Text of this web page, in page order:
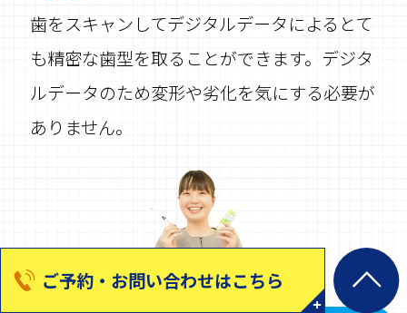
歯をスキャンしてデジタルデータによるとて
も精密な歯型を取ることができます。デジタ
ルデータのため変形や劣化を気にする必要が
ありません。
ご予約・お問い合わせはこちら